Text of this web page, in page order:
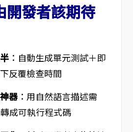
發者該期待
：自動生成單元測試＋即
反覆檢查時間
器：用自然語言描述需
成可執行程式碼